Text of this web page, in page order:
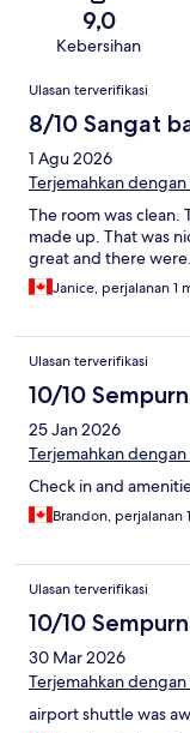
9,0
Kebersihan
Ulasan
Ulasan terverifikasi
8/10 Sangat
1 Agu 2026
Terjemahkan
The room was clean.
made up. That was
great and there
Janice, perjalanan 1
Ulasan terverifikasi
10/10
25 Jan 2026
Terjemahkan
Check in and
Brandon, perjalanan
Ulasan terverifikasi
10/10
30 Mar 2026
Terjemahkan
airport shuttle was